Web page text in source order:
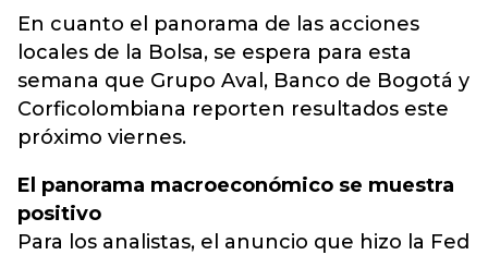
En cuanto el panorama de las acciones
locales de la Bolsa, se espera para esta
semana que Grupo Aval, Banco de Bogotá y
Corficolombiana reporten resultados este
próximo viernes.
El panorama macroeconómico se muestra
positivo
Para los analistas, el anuncio que hizo la Fed